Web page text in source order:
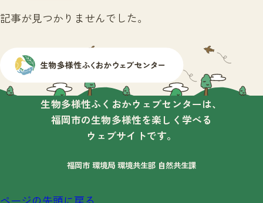
記事が見つかりませんでした。
生物多様性ふくおかウェブセンターは、
福岡市の生物多様性を楽しく学べる
ウェブサイトです。
福岡市 環境局 環境共生部 自然共生課